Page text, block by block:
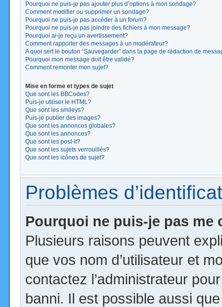
Pourquoi ne puis-je pas ajouter plus d’options à mon sondage?
Comment modifier ou supprimer un sondage?
Pourquoi ne puis-je pas accéder à un forum?
Pourquoi ne puis-je pas joindre des fichiers à mon message?
Pourquoi ai-je reçu un avertissement?
Comment rapporter des messages à un modérateur?
A quoi sert le bouton “Sauvegarder” dans la page de rédaction de
Pourquoi mon message doit être validé?
Comment remonter mon sujet?
Mise en forme et types de sujet
Que sont les BBCodes?
Puis-je utiliser le HTML?
Que sont les smileys?
Puis-je publier des images?
Que sont les annonces globales?
Que sont les annonces?
Que sont les post-it?
Que sont les sujets verrouillés?
Que sont les icônes de sujet?
Problèmes
Pourquoi ne puis-je pas me
Plusieurs raisons peuvent
que vos nom d’utilisateur et
contactez l’administrateur
banni. Il est possible aussi